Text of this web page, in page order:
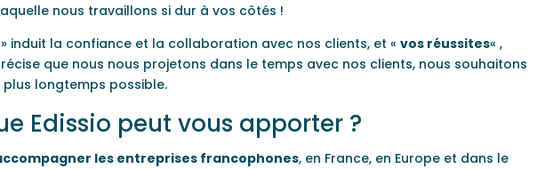
nous travaillons si dur à vos côtés !
» induit la confiance et la collaboration avec nos clients, et « vos réussites« ,
que nous nous projetons dans le temps avec nos clients, nous souhaitons
longtemps possible.
Edissio peut vous apporter ?
les entreprises francophones, en France, en Europe et dans le